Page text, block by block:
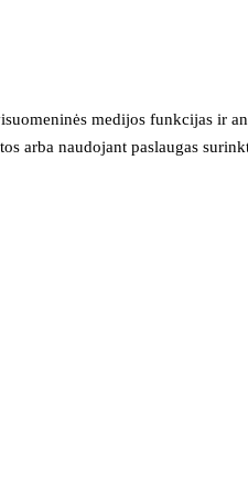
medijos funkcijas ir
arba naudojant paslaugas